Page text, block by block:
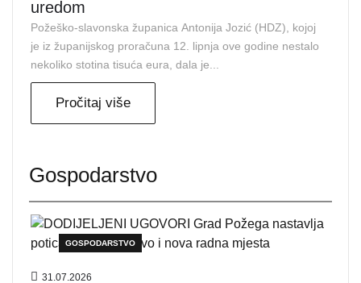
uredom
Požeško-slavonska županica Antonija Jozić (HDZ), kojoj
je iz županijskog proračuna 12. lipnja ove godine nestalo
nekoliko stotina tisuća eura, dala je...
Pročitaj više
Gospodarstvo
GOSPODARSTVO
31.07.2026